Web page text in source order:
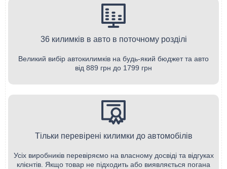
36 килимків в авто в поточному розділі
Великий вибір автокилимків на будь-який бюджет та авто
від 889 грн до 1799 грн
Тільки перевірені килимки до автомобілів
Усіх виробників перевіряємо на власному досвіді та відгуках
клієнтів. Якщо товар не підходить або виявляється погана